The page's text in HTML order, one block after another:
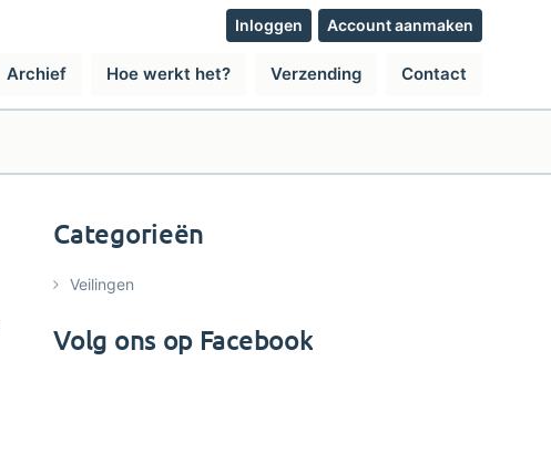
Inloggen Account aanmaken
Archief Hoe werkt het? Verzending Contact
Categorieën
Veilingen
Volg ons op Facebook